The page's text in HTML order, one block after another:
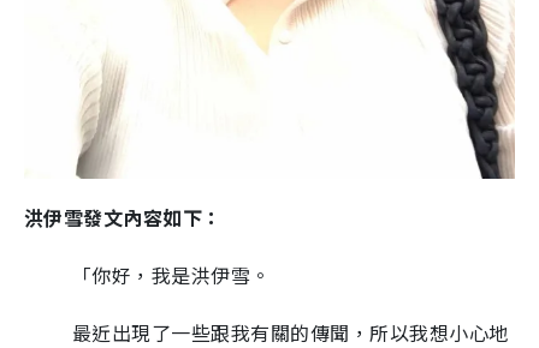
洪伊雪發文內容如下：
「你好，我是洪伊雪。
最近出現了一些跟我有關的傳聞，所以我想小心地